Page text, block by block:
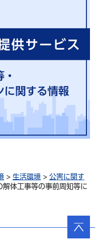
> 生活環境 > 公害に関す
解体工事等の事前周知等に
ページ
の先頭